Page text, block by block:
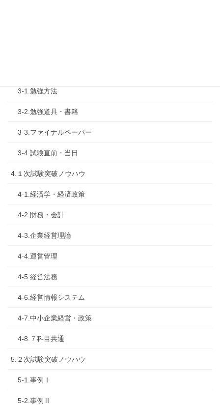
3-1.勉強方法
3-2.勉強道具・書籍
3-3.ファイナルペーパー
3-4.試験直前・当日
4.１次試験突破ノウハウ
4-1.経済学・経済政策
4-2.財務・会計
4-3.企業経営理論
4-4.運営管理
4-5.経営法務
4-6.経営情報システム
4-7.中小企業経営・政策
4-8.７科目共通
5.２次試験突破ノウハウ
5-1.事例Ⅰ
5-2.事例Ⅱ